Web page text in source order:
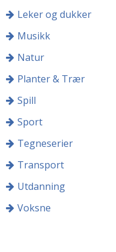
Leker og dukker
Musikk
Natur
Planter & Trær
Spill
Sport
Tegneserier
Transport
Utdanning
Voksne